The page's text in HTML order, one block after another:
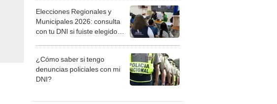
Elecciones Regionales y
Municipales 2026: consulta
con tu DNI si fuiste elegido
la ONPE
¿Cómo saber si tengo
denuncias policiales con mi
DNI?